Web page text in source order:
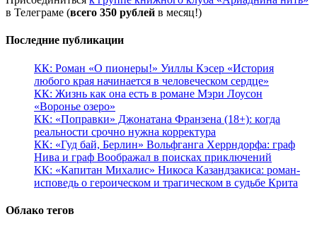
в Телеграме (всего 350 рублей в месяц!)
Последние публикации
КК: Роман «О пионеры!» Уиллы Кэсер «История
любого края начинается в человеческом сердце»
КК: Жизнь как она есть в романе Мэри Лоусон
«Воронье озеро»
КК: «Поправки» Джонатана Франзена (18+): когда
реальности срочно нужна корректура
КК: «Гуд бай, Берлин» Вольфганга Херрндорфа: граф
Нива и граф Воображал в поисках приключений
КК: «Капитан Михалис» Никоса Казандзакиса: роман-
исповедь о героическом и трагическом в судьбе Крита
Облако тегов